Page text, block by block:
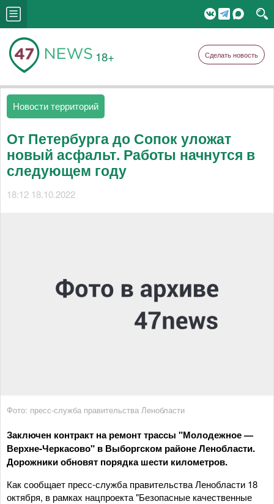
18+ Сделать новость
Новости территорий
От Петербурга до Сопок уложат
новый асфальт. Работы начнутся в
следующем году
18:12 18.10.2022
Фото: пресс-служба правительства Ленобласти
Заключен контракт на ремонт трассы "Молодежное —
Верхне-Черкасово" в Выборгском районе Ленобласти.
Дорожники обновят порядка шести километров.
Как сообщает пресс-служба правительства Ленобласти 18
октября, в рамках нацпроекта "Безопасные качественные